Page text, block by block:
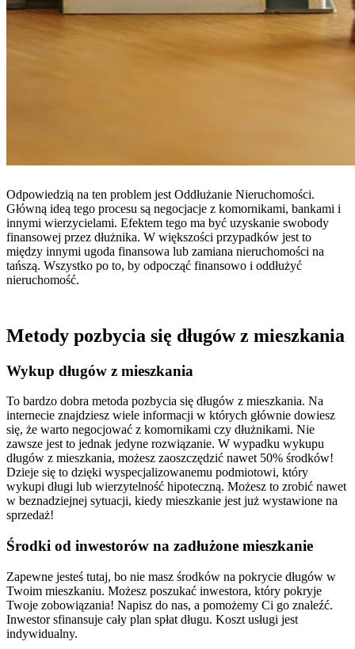
Odpowiedzią na ten problem jest Oddłużanie Nieruchomości.
Główną ideą tego procesu są negocjacje z komornikami, bankami i
innymi wierzycielami. Efektem tego ma być uzyskanie swobody
finansowej przez dłużnika. W większości przypadków jest to
między innymi ugoda finansowa lub zamiana nieruchomości na
tańszą. Wszystko po to, by odpocząć finansowo i oddłużyć
nieruchomość.
Metody pozbycia się długów z mieszkania
Wykup długów z mieszkania
To bardzo dobra metoda pozbycia się długów z mieszkania. Na
internecie znajdziesz wiele informacji w których głównie dowiesz
się, że warto negocjować z komornikami czy dłużnikami. Nie
zawsze jest to jednak jedyne rozwiązanie. W wypadku wykupu
długów z mieszkania, możesz zaoszczędzić nawet 50% środków!
Dzieje się to dzięki wyspecjalizowanemu podmiotowi, który
wykupi długi lub wierzytelność hipoteczną. Możesz to zrobić nawet
w beznadziejnej sytuacji, kiedy mieszkanie jest już wystawione na
sprzedaż!
Środki od inwestorów na zadłużone mieszkanie
Zapewne jesteś tutaj, bo nie masz środków na pokrycie długów w
Twoim mieszkaniu. Możesz poszukać inwestora, który pokryje
Twoje zobowiązania! Napisz do nas, a pomożemy Ci go znaleźć.
Inwestor sfinansuje cały plan spłat długu. Koszt usługi jest
indywidualny.